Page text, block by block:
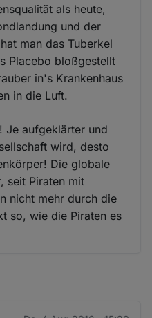
als heute,
und der
man das Tuberkel
Placebo bloßgestellt
in's Krankenhaus
in die Luft.
Je aufgeklärter und
wird, desto
Die globale
seit Piraten mit
nicht mehr durch die
so, wie die Piraten es